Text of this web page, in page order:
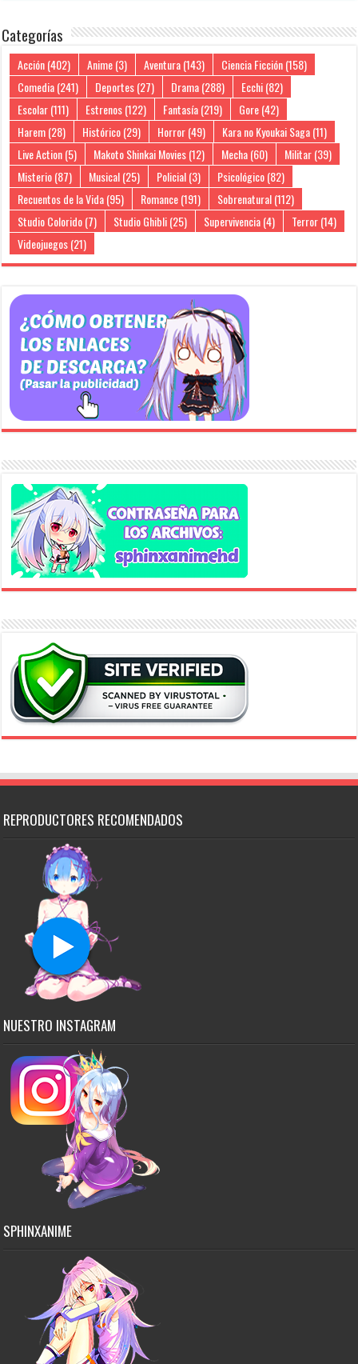
Categorías
Acción(402) Anime(3) Aventura(143) Ciencia Ficción(158)
Comedia(241) Deportes(27) Drama(288) Ecchi(82)
Escolar(111) Estrenos(122) Fantasía(219) Gore(42)
Harem(28) Histórico(29) Horror(49) Kara no Kyoukai Saga(11)
Live Action(5) Makoto Shinkai Movies(12) Mecha(60) Militar(39)
Misterio(87) Musical(25) Policial(3) Psicológico(82)
Recuentos de la Vida(95) Romance(191) Sobrenatural(112)
Studio Colorido(7) Studio Ghibli(25) Supervivencia(4) Terror(14)
Videojuegos(21)
REPRODUCTORES RECOMENDADOS
NUESTRO INSTAGRAM
SPHINXANIME